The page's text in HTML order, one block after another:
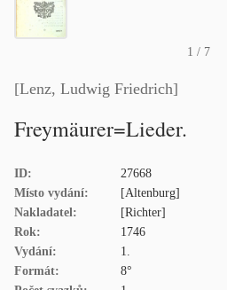
1 / 7
[Lenz, Ludwig Friedrich]
Freymäurer=Lieder.
ID:
27668
Místo vydání:
[Altenburg]
Nakladatel:
[Richter]
Rok:
1746
Vydání:
1.
Formát:
8°